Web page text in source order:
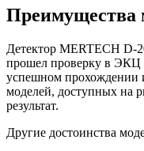
Преимущества
Детектор MERTECH
прошел проверку в
успешном прохождении
моделей, доступных на
результат.
Другие достоинства